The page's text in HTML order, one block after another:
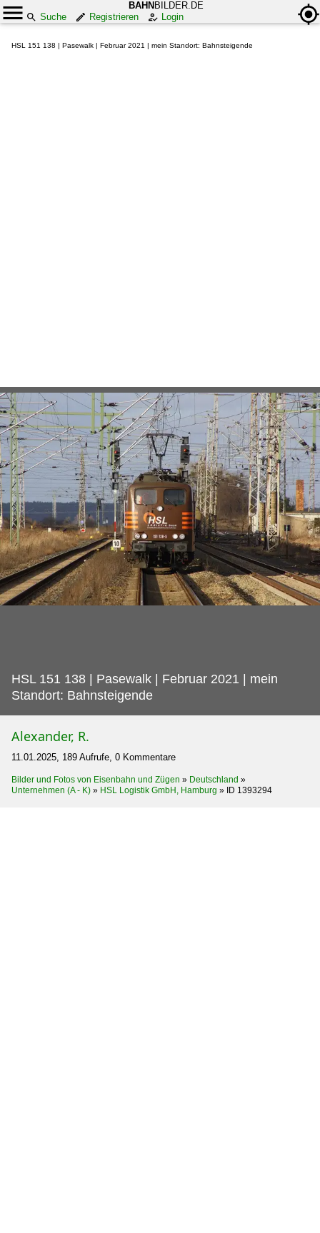
BAHN BILDER.DE
Suche
Registrieren Login
HSL 151 138 | Pasewalk | Februar 2021 | mein Standort: Bahnsteigende
HSL 151 138 | Pasewalk | Februar 2021 | mein
Standort: Bahnsteigende
Alexander, R.
11.01.2025, 189 Aufrufe, 0 Kommentare
Bilder und Fotos von Eisenbahn und Zügen » Deutschland »
Unternehmen (A - K) » HSL Logistik GmbH, Hamburg » ID 1393294